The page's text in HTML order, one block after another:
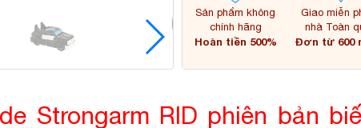
Sản phẩm không
chính hãng
Hoàn tiền 500%
Giao miễn
nhà Toàn
Đơn từ 600
Strongarm RID phiên bản